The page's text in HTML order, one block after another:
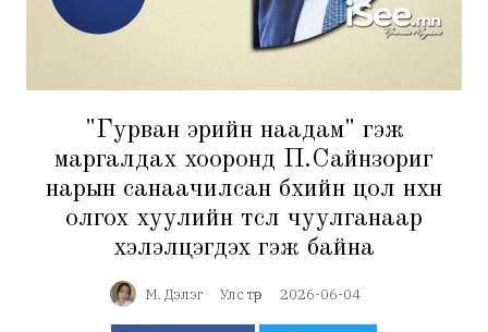
"Гурван эрийн наадам" гэж
маргалдах хооронд П.Сайнзориг
нарын санаачилсан бөхийн цол нөхөн
олгох хуулийн төсөл чуулганаар
хэлэлцэгдэх гэж байна
М. Дэлэг Улс төр 2026-06-04